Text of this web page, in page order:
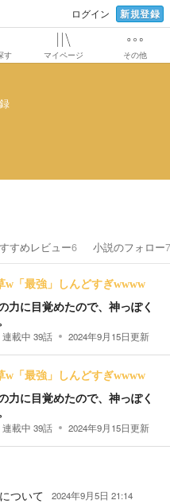
ログイン 新規登録
す マイページ その他
すめレビュー6 小説のフォロー7
w「最強」しんどすぎwwww
力に目覚めたので、神っぽく
連載中 39話 2024年9月15日更新
w「最強」しんどすぎwwww
力に目覚めたので、神っぽく
連載中 39話 2024年9月15日更新
ついて 2024年9月5日 21:14